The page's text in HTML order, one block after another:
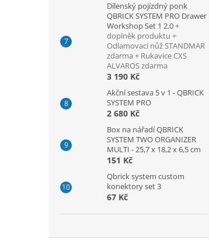
Dílenský pojízdný ponk
QBRICK SYSTEM PRO Drawer
Workshop Set 1 2.0+
doplněk produktu +
Odlamovací nůž STANDMAR
zdarma + Rukavice CXS
ALVAROS zdarma
3 190 Kč
Akční sestava 5 v 1 - QBRICK
SYSTEM PRO
2 680 Kč
Box na nářadí QBRICK
SYSTEM TWO ORGANIZER
MULTI - 25,7 x 18,2 x 6,5 cm
151 Kč
Qbrick system custom
konektory set 3
67 Kč